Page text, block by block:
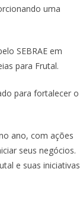
uma
SEBRAE em
para Frutal.
para fortalecer o
ano, com ações
seus negócios.
e suas iniciativas